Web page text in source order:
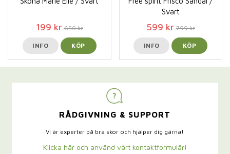
199 kr 650 kr
INFO KÖP
Svart
599 kr 799 kr
INFO KÖP
RÅDGIVNING & SUPPORT
Vi är experter på bra skor och hjälper dig gärna!
Klicka här och använd vårt kontaktformulär!